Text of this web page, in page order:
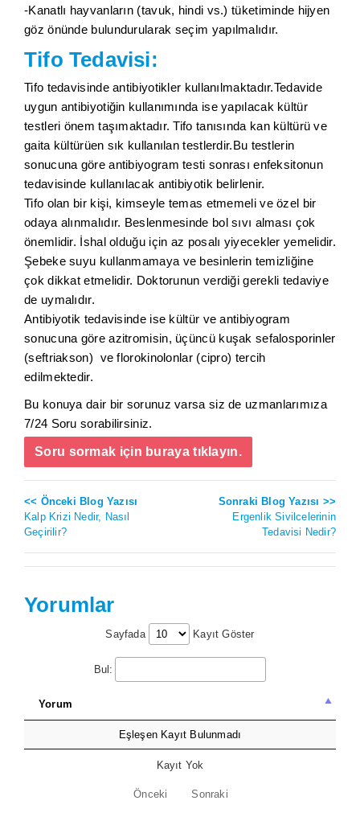
-Kanatlı hayvanların (tavuk, hindi vs.) tüketiminde hijyen
göz önünde bulundurularak seçim yapılmalıdır.
Tifo Tedavisi:
Tifo tedavisinde antibiyotikler kullanılmaktadır.Tedavide
uygun antibiyotiğin kullanımında ise yapılacak kültür
testleri önem taşımaktadır. Tifo tanısında kan kültürü ve
gaita kültürüen sık kullanılan testlerdir.Bu testlerin
sonucuna göre antibiyogram testi sonrası enfeksitonun
tedavisinde kullanılacak antibiyotik belirlenir.
Tifo olan bir kişi, kimseyle temas etmemeli ve özel bir
odaya alınmalıdır. Beslenmesinde bol sıvı alması çok
önemlidir. İshal olduğu için az posalı yiyecekler yemelidir.
Şebeke suyu kullanmamaya ve besinlerin temizliğine
çok dikkat etmelidir. Doktorunun verdiği gerekli tedaviye
de uymalıdır.
Antibiyotik tedavisinde ise kültür ve antibiyogram
sonucuna göre azitromisin, üçüncü kuşak sefalosporinler
(seftriakson) ve florokinolonlar (cipro) tercih
edilmektedir.
Bu konuya dair bir sorunuz varsa siz de uzmanlarımıza
7/24 Soru sorabilirsiniz.
Soru sormak için buraya tıklayın.
<< Önceki Blog Yazısı
Kalp Krizi Nedir, Nasıl
Geçirilir?
Sonraki Blog Yazısı >>
Ergenlik Sivilcelerinin
Tedavisi Nedir?
Yorumlar
Sayfada Kayıt Göster
Bul:
Yorum
Eşleşen Kayıt Bulunmadı
Kayıt Yok
Önceki Sonraki